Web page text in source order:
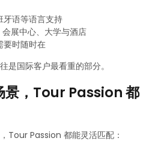
牙语等语言支持
展中心、大学与酒店
要时随时在
往是国际客户最看重的部分。
景，Tour Passion 都
Tour Passion 都能灵活匹配：